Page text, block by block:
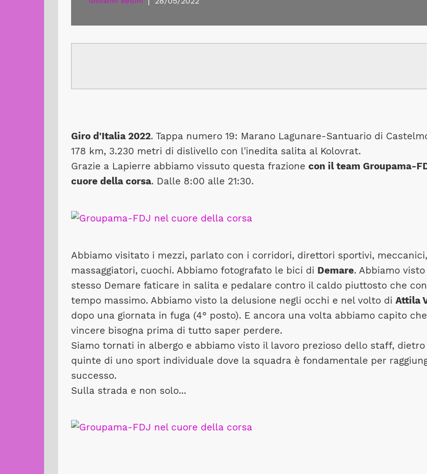
Giro d'Italia 2022. Tappa numero 19: Marano Lagunare-Santuario di
178 km, 3.230 metri di dislivello con l'inedita salita al Kolovrat.
Grazie a Lapierre abbiamo vissuto questa frazione con il team Groupama-
cuore della corsa. Dalle 8:00 alle 21:30.
Abbiamo visitato i mezzi, parlato con i corridori, direttori sportivi, meccanici,
massaggiatori, cuochi. Abbiamo fotografato le bici di Demare. Abbiamo
stesso Demare faticare in salita e pedalare contro il caldo piuttosto che
tempo massimo. Abbiamo visto la delusione negli occhi e nel volto di Attila
dopo una giornata in fuga (4° posto). E ancora una volta abbiamo capito
vincere bisogna prima di tutto saper perdere.
Siamo tornati in albergo e abbiamo visto il lavoro prezioso dello staff, dietro
quinte di uno sport individuale dove la squadra è fondamentale per
successo.
Sulla strada e non solo...